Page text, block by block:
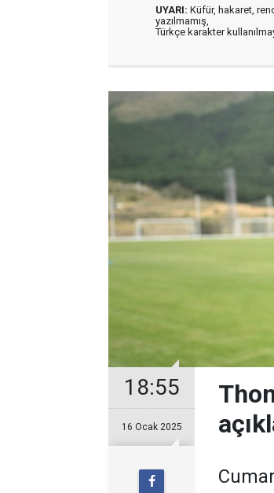
UYARI: Küfür, hakaret,
yazılmamış,
Türkçe karakter
18:55
16 Ocak 2025